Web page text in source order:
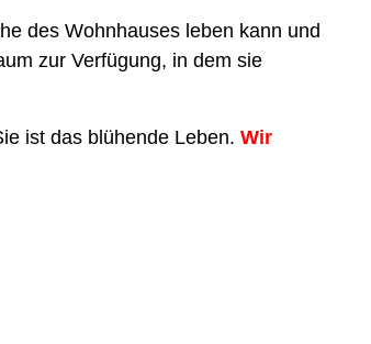
des Wohnhauses leben kann und
zur Verfügung, in dem sie
ist das blühende Leben. Wir